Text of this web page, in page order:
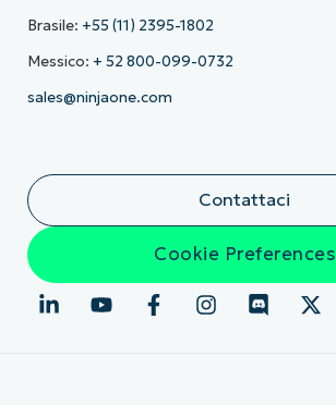
Brasile: +55 (11) 2395-1802
Messico: + 52 800-099-0732
sales@ninjaone.com
Contattaci
Cookie Preferences